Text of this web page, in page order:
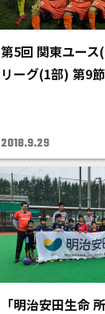
第5回 関東ユー
リーグ(1部) 第9
2018.9.29
「明治安田生命